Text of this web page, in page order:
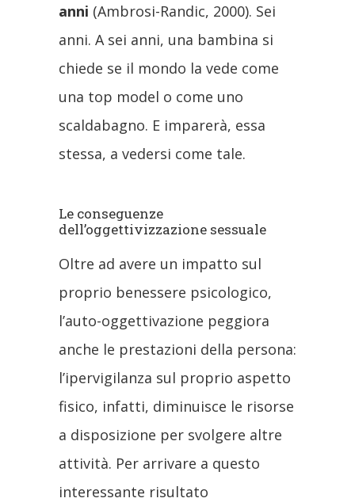
anni (Ambrosi-Randic, 2000). Sei
anni. A sei anni, una bambina si
chiede se il mondo la vede come
una top model o come uno
scaldabagno. E imparerà, essa
stessa, a vedersi come tale.
Le conseguenze
dell’oggettivizzazione sessuale
Oltre ad avere un impatto sul
proprio benessere psicologico,
l’auto-oggettivazione peggiora
anche le prestazioni della persona:
l’ipervigilanza sul proprio aspetto
fisico, infatti, diminuisce le risorse
a disposizione per svolgere altre
attività. Per arrivare a questo
interessante risultato